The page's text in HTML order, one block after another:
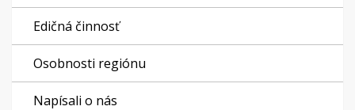
Edičná činnosť
Osobnosti regiónu
Napísali o nás